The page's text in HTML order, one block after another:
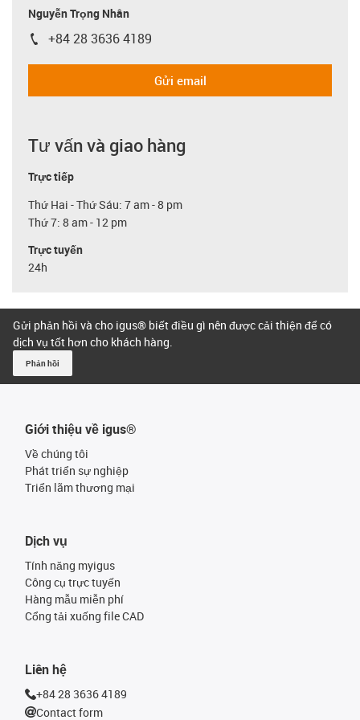
Nguyễn Trọng Nhân
igus-icon-phone
+84 28 3636 4189
Gửi email
Tư vấn và giao hàng
Trực tiếp
Thứ Hai - Thứ Sáu: 7 am - 8 pm
Thứ 7: 8 am - 12 pm
Trực tuyến
24h
Gửi phản hồi và cho igus® biết điều gì nên được cải thiện để có
dịch vụ tốt hơn cho khách hàng.
Phản hồi
Giới thiệu về igus®
Về chúng tôi
Phát triển sự nghiệp
Triển lãm thương mại
Dịch vụ
Tính năng myigus
Công cụ trực tuyến
Hàng mẫu miễn phí
Cổng tải xuống file CAD
Liên hệ
+84 28 3636 4189
Contact form